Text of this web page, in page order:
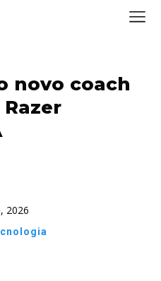
novo coach
2026